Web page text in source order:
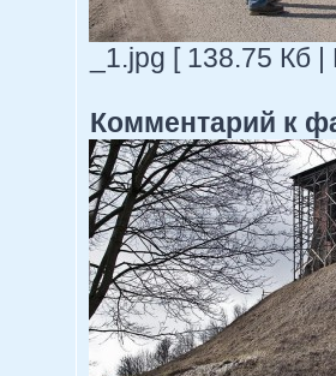
_1.jpg [ 138.75 Кб
Комментарий к